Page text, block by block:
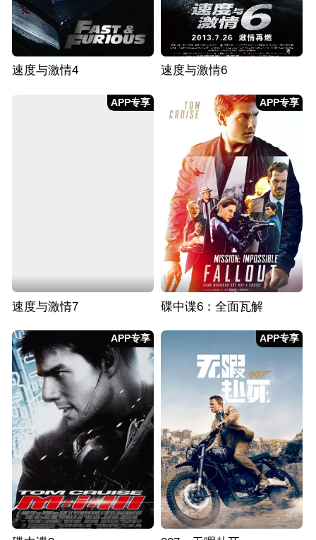
速度与激情4 速度与激情6
APP专享
速度与激情7
APP专享
碟中谍6：全面瓦解
APP专享 APP专享